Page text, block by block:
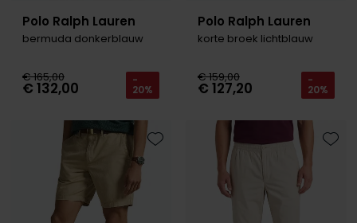
Polo Ralph Lauren
bermuda donkerblauw
€ 165,00
€ 132,00 -
20%
Polo Ralph Lauren
korte broek lichtblauw
€ 159,00
€ 127,20 -
20%
Toevoegen aan favorieten